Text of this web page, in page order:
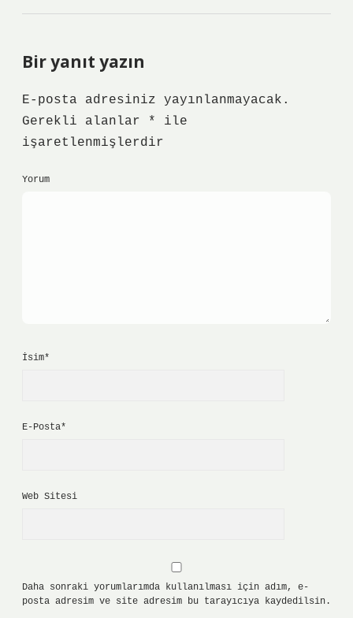
Bir yanıt yazın
E-posta adresiniz yayınlanmayacak.
Gerekli alanlar
*
ile
işaretlenmişlerdir
Yorum
İsim*
E-Posta*
Web Sitesi
Daha sonraki yorumlarımda kullanılması için adım, e-
posta adresim ve site adresim bu tarayıcıya kaydedilsin.